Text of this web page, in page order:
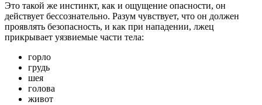
Это такой же инстинкт, как и ощущение опасности, он
действует бессознательно. Разум чувствует, что он должен
проявлять безопасность, и как при нападении, лжец
прикрывает уязвиемые части тела:
горло
грудь
шея
голова
живот